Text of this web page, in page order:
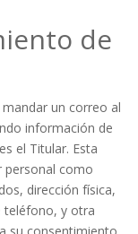
de
un correo al
información de
el Titular. Esta
personal como
dirección física,
teléfono, y otra